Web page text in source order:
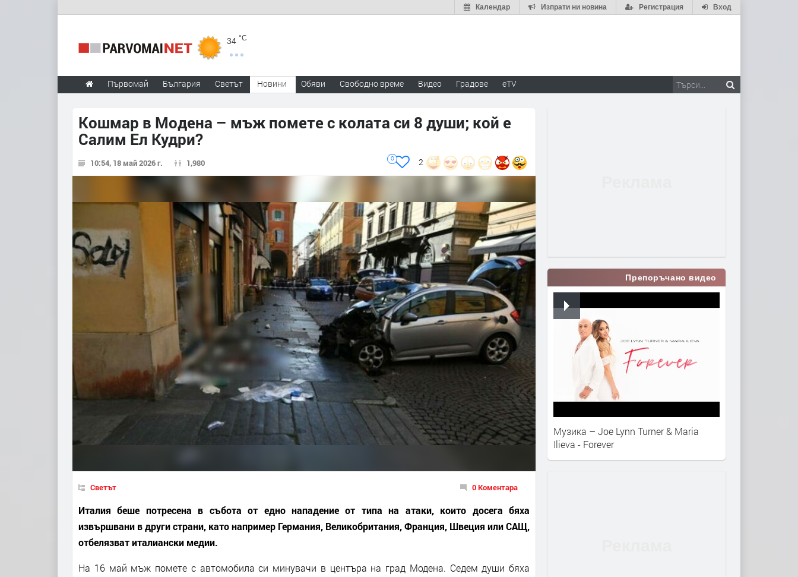
Вход
Регистрация
Изпрати ни новина
Календар
34 °C
Първомай България Светът Новини Обяви Свободно време Видео Градове eTV
Кошмар в Модена – мъж помете с колата си 8 души; кой е
Салим Ел Кудри?
10:54, 18 май 2026 г. 1,980 2
0
Светът 0 Коментара
Италия беше потресена в събота от едно нападение от типа на атаки, които досега бяха
извършвани в други страни, като например Германия, Великобритания, Франция, Швеция или САЩ,
отбелязват италиански медии.
На 16 май мъж помете с автомобила си минувачи в центъра на град Модена. Седем души бяха
Препоръчано видео
Музика – Joe Lynn Turner & Maria
Ilieva - Forever